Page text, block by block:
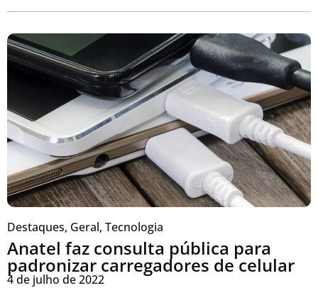
Destaques, Geral, Tecnologia
Anatel faz consulta pública para
padronizar carregadores de celular
4 de julho de 2022